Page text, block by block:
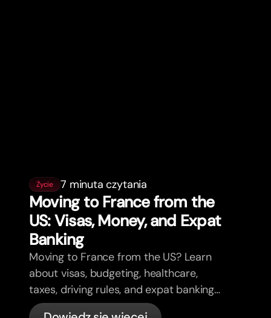
Życie 7 minuta czytania
Moving to France from the
US: Visas, Money, and Expat
Banking
Moving to France from the US? Learn
about visas, budgeting, healthcare,
taxes, driving rules, and expat banking
in France with bunq.